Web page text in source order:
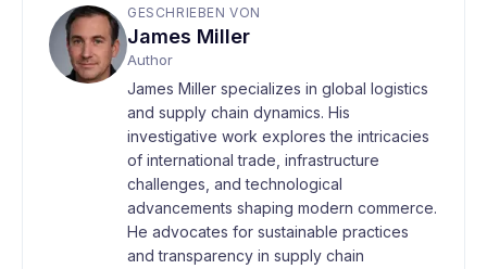
GESCHRIEBEN VON
James Miller
Author
James Miller specializes in global logistics
and supply chain dynamics. His
investigative work explores the intricacies
of international trade, infrastructure
challenges, and technological
advancements shaping modern commerce.
He advocates for sustainable practices
and transparency in supply chain